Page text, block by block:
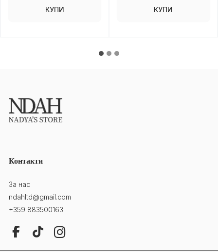
КУПИ КУПИ
Контакти
За нас
ndahltd@gmail.com
+359 883500163